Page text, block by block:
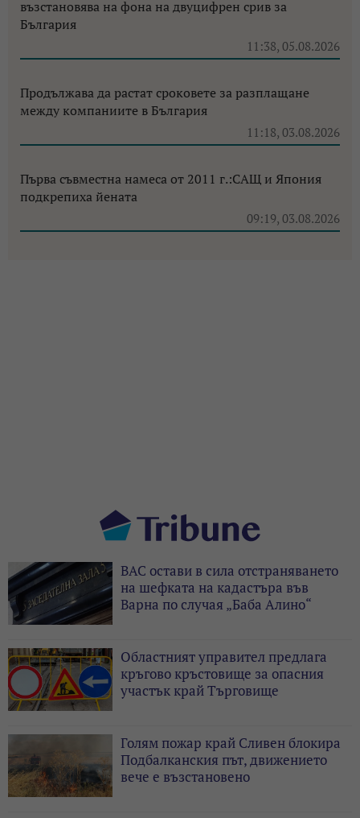
възстановява на фона на двуцифрен срив за
България
11:38, 05.08.2026
Продължава да растат сроковете за разплащане
между компаниите в България
11:18, 03.08.2026
Първа съвместна намеса от 2011 г.:САЩ и Япония
подкрепиха йената
09:19, 03.08.2026
ВАС остави в сила отстраняването
на шефката на кадастъра във
Варна по случая „Баба Алино“
Областният управител предлага
кръгово кръстовище за опасния
участък край Търговище
Голям пожар край Сливен блокира
Подбалканския път, движението
вече е възстановено